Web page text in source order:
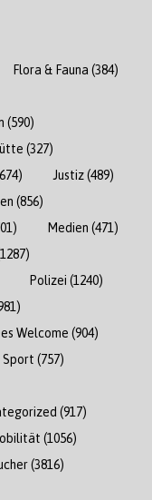
Flora & Fauna (384)
(590)
(327)
Justiz(489)
(856)
Medien (471)
Polizei (1240)
Welcome (904)
Sport (757)
(917)
(1056)
(3816)